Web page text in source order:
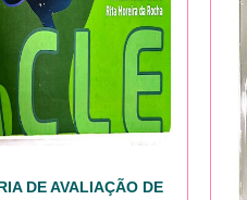
DE AVALIAÇÃO DE